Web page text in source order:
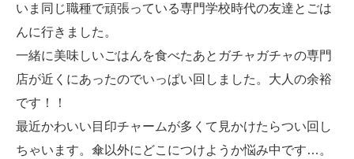
いま同じ職種で頑張っている専門学校時代の友達とごは
んに行きました。
一緒に美味しいごはんを食べたあとガチャガチャの専門
店が近くにあったのでいっぱい回しました。大人の余裕
です！！
最近かわいい目印チャームが多くて見かけたらつい回し
ちゃいます。傘以外にどこにつけようか悩み中です…。